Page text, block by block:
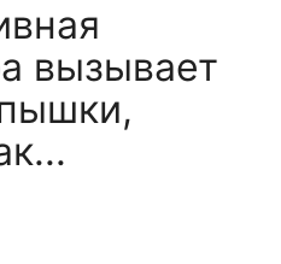
вызывает